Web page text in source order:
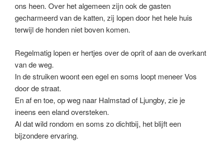
ons heen. Over het algemeen zijn ook de gasten
gecharmeerd van de katten, zij lopen door het hele huis
terwijl de honden niet boven komen.
Regelmatig lopen er hertjes over de oprit of aan de overkant
van de weg.
In de struiken woont een egel en soms loopt meneer Vos
door de straat.
En af en toe, op weg naar Halmstad of Ljungby, zie je
ineens een eland oversteken.
Al dat wild rondom en soms zo dichtbij, het blijft een
bijzondere ervaring.